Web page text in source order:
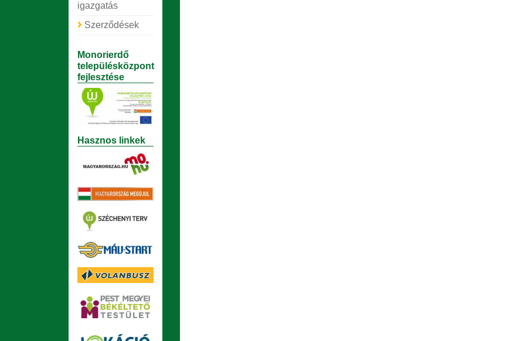
igazgatás
Szerződések
Monorierdő
településközpont
fejlesztése
Hasznos linkek